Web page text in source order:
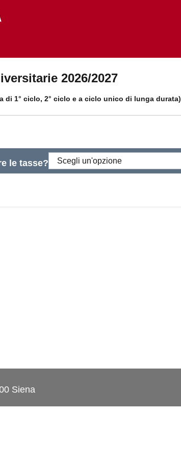
2026/2027
di 1° ciclo, 2° ciclo e a ciclo unico di lunga durata)
le tasse?
Siena